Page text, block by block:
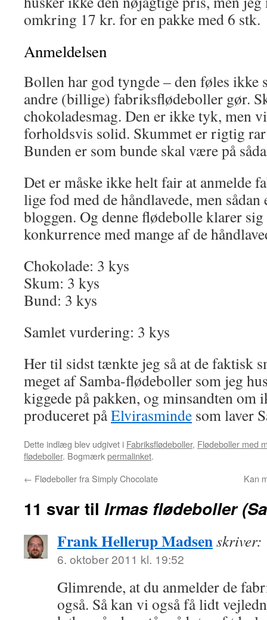
omkring 17 kr. for en pakke med 6 stk.
Anmeldelsen
Bollen har god tyngde – den føles ikke
andre (billige) fabriksflødeboller gør.
chokoladesmag. Den er ikke tyk, men
forholdsvis solid. Skummet er rigtig
Bunden er som bunde skal være på
Det er måske ikke helt fair at anmelde
lige fod med de håndlavede, men
bloggen. Og denne flødebolle klarer
konkurrence med mange af de
Chokolade: 3 kys
Skum: 3 kys
Bund: 3 kys
Samlet vurdering: 3 kys
Her til sidst tænkte jeg så at de faktisk
meget af Samba-flødeboller som jeg
kiggede på pakken, og minsandten om
produceret påElvirasminde som laver
Dette indlæg blev udgivet i Fabriksflødeboller, Flødeboller med
flødeboller. Bogmærkpermalinket.
← Flødeboller fra Simply Chocolate Kan
11 svar til Irmas flødeboller
Frank Hellerup Madsenskriver:
6. oktober 2011 kl. 19:52
Glimrende, at du anmelder de
også. Så kan vi også få lidt